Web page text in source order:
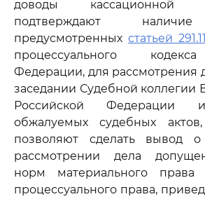
доводы
подтверждают
предусмотренных статьей 291.11
процессуального
Федерации, для рассмотрения
заседании Судебной коллегии
Российской Федерации
обжалуемых судебных
позволяют сделать вывод
рассмотрении дела
норм материального
процессуального права,